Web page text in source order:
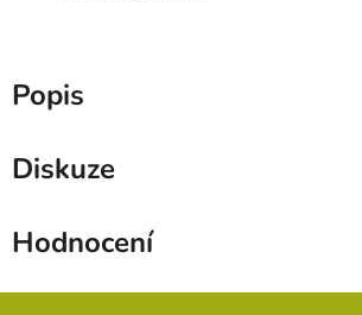
Popis
Diskuze
Hodnocení